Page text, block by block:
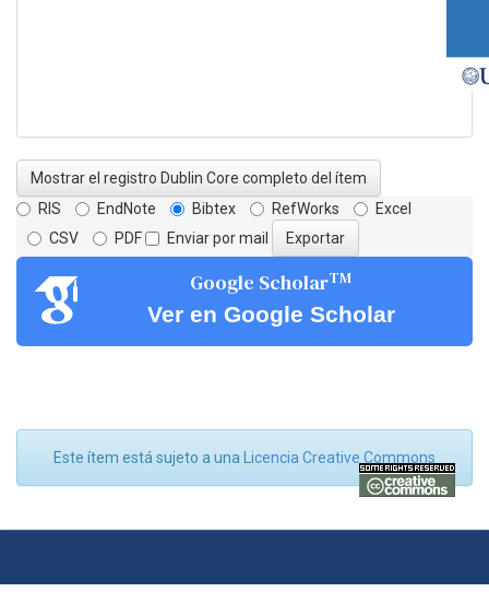
Mostrar el registro Dublin Core completo del ítem
RIS
EndNote Bibtex RefWorks
Excel
CSV
PDF Enviar por mail
Google ScholarTM
Ver en Google Scholar
Este ítem está sujeto a una Licencia Creative Commons